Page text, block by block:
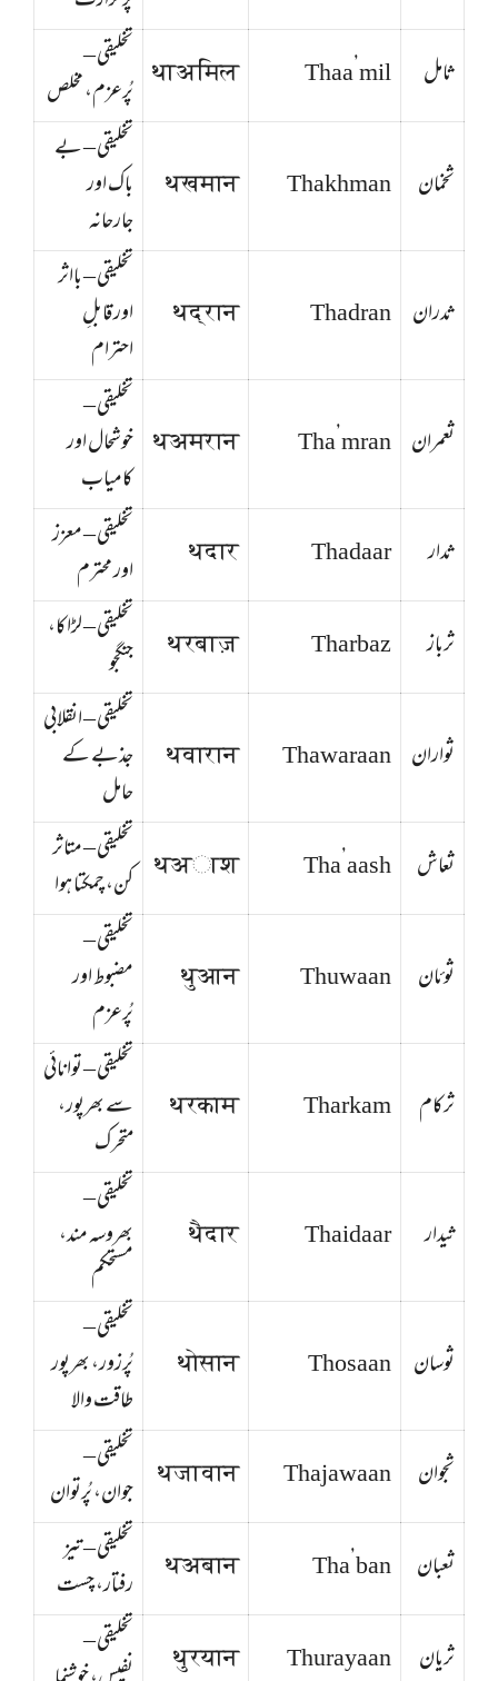
ثامل
Thaa’mil
थाअमिल
تخلیقی –
پُرعزم، مخلص
ثخمان Thakhman
थखमान
تخلیقی – بے
باک اور
جارحانہ
ثدران Thadran
थद्रान
تخلیقی – بااثر
اور قابلِ
احترام
ثعمران Tha’mran
थअमरान
تخلیقی –
خوشحال اور
کامیاب
ثدار
Thadaar
थदार
تخلیقی – معزز
اور محترم
ثرباز
Tharbaz
थरबाज़
تخلیقی – لڑاکا،
جنگجو
ثواران Thawaraan
थवारान
تخلیقی – انقلابی
جذبے کے
حامل
ثعاش
Tha’aash
थअाश
تخلیقی – متاثر
کن، چمکتا ہوا
ثوئان Thuwaan
थुआन
تخلیقی –
مضبوط اور
پُرعزم
ثركام Tharkam
थरकाम
تخلیقی – توانائی
سے بھرپور،
متحرک
ثيدار Thaidaar
थैदार
تخلیقی –
بھروسہ مند،
مستحکم
ثوسان Thosaan
थोसान
تخلیقی –
پُرزور، بھرپور
طاقت والا
ثجوان
Thajawaan
थजावान
تخلیقی –
جوان، پُرتوان
ثعبان
Tha’ban
थअबान
تخلیقی – تیز
رفتار، چست
ثریان
Thurayaan
थुरयान
تخلیقی –